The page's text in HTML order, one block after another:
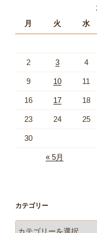
月
火 水
2 3 4
9 10 11
16 17 18
23 24 25
30
« 5月
カテゴリー